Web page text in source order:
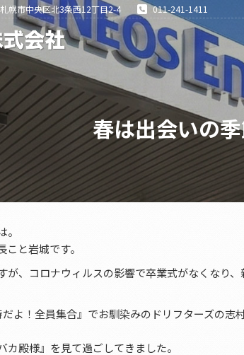
幌市中央区北3条西12丁目2-4 011-241-1411
春は出会いの
と岩城です。
が、コロナウィルスの影響で卒業式がなくなり
よ！全員集合』でお馴染みのドリフターズの
殿様』を見て過ごしてきました。